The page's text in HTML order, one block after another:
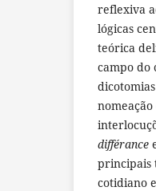
reflexiva
lógicas
teórica
campo do
différance
principais
cotidiano